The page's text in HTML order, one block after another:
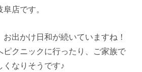
店です。
出かけ日和が続いていますね！
ピクニックに行ったり、ご家族で
くなりそうです♪